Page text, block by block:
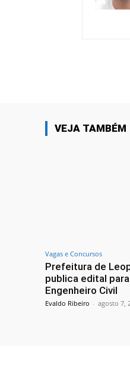
VEJA TAMBÉM
Vagas e Concursos
Prefeitura de
publica edital
Engenheiro Civil
Evaldo Ribeiro - agosto 7,